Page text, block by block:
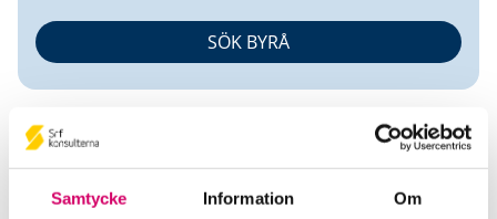
Samtycke Information Om